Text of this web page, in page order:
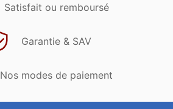
Satisfait ou remboursé
Garantie & SAV
Nos modes de paiement